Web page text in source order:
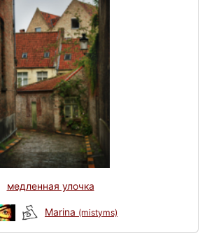
медленная улочка
Marina (mistyms)